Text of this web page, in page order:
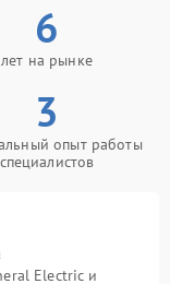
6
лет на рынке
3
опыт работы
специалистов
Electric и